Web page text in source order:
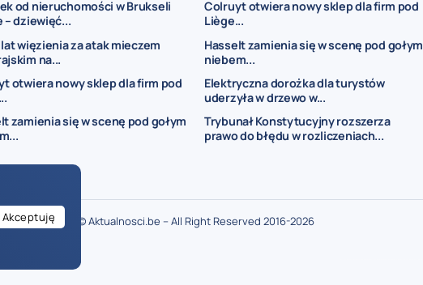
od nieruchomości w Brukseli
– dziewięć...
więzienia za atak mieczem
na...
otwiera nowy sklep dla firm pod
zamienia się w scenę pod gołym
Colruyt otwiera nowy sklep dla firm pod
Liège...
Hasselt zamienia się w scenę pod gołym
niebem...
Elektryczna dorożka dla turystów
uderzyła w drzewo w...
Trybunał Konstytucyjny rozszerza
prawo do błędu w rozliczeniach...
© Aktualnosci.be – All Right Reserved 2016-2026
Akceptuję